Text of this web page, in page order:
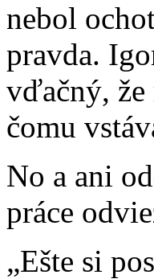
nebol
pravda.
vďačný,
čomu
No a ani
práce
„Ešte si